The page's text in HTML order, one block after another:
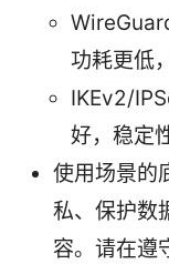
功耗更低
IKEv2/
好，稳定
使用场景的
私、保护数
容。请在遵